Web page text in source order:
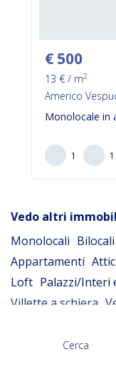
€ 500
13 € / m2
Americo
Monolocale in
1 1
Vedo altri
Monolocali Bilocali
Appartamenti
Loft Palazzi/Interi
Villette a schiera
Provincia di
Cerca